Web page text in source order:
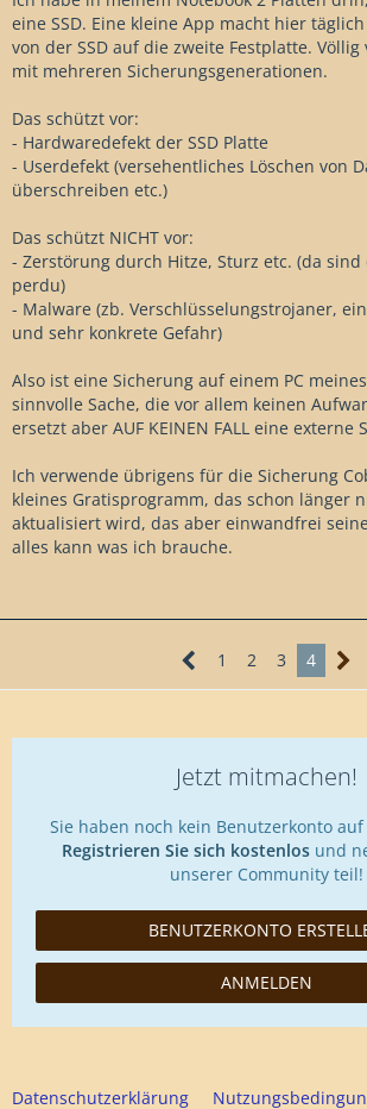
eine SSD. Eine kleine App macht hier
von der SSD auf die zweite Festplatte.
mit mehreren Sicherungsgenerationen.
Das schützt vor:
- Hardwaredefekt der SSD Platte
- Userdefekt (versehentliches Löschen von
überschreiben etc.)
Das schützt NICHT vor:
- Zerstörung durch Hitze, Sturz etc. (da
perdu)
- Malware (zb. Verschlüsselungstrojaner,
und sehr konkrete Gefahr)
Also ist eine Sicherung auf einem PC
sinnvolle Sache, die vor allem keinen
ersetzt aber AUF KEINEN FALL eine externe
Ich verwende übrigens für die Sicherung
kleines Gratisprogramm, das schon länger
aktualisiert wird, das aber einwandfrei
alles kann was ich brauche.
1 2 3 4
Jetzt mitmachen!
Sie haben noch kein Benutzerkonto
Registrieren Sie sich kostenlosund
unserer Community teil!
BENUTZERKONTO
ANMELDEN
Datenschutzerklärung